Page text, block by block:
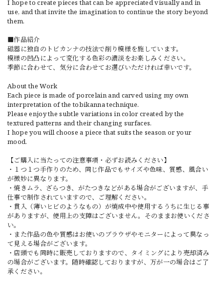
I hope to create pieces that can be appreciated visually and in
use, and that invite the imagination to continue the story beyond
them.
■作品紹介
磁器に独自のトビカンナの技法で削り模様を施しています。
模様の凹凸によって変化する色彩の濃淡をお楽しみください。
季節に合わせて、気分に合わせてお選びいただければ幸いです。
About the Work
Each piece is made of porcelain and carved using my own
interpretation of the tobikanna technique.
Please enjoy the subtle variations in color created by the
textured patterns and their changing surfaces.
I hope you will choose a piece that suits the season or your
mood.
【ご購入に当たっての注意事項・必ずお読みください】
・１つ１つ手作りのため、同じ作品でもサイズや色味、質感、風合い
が微妙に異なります。
・焼きムラ、ざらつき、がたつきなどがある場合がございますが、手
仕事で制作されていますので、ご理解ください。
・貫入（薄いヒビのようなもの）が焼成中や使用するうちに生じる事
がありますが、使用上の支障はございません。そのままお使いくださ
い。
・また作品の色や質感はお使いのブラウザやモニターによって異なっ
て見える場合がございます。
・店頭でも同時に販売しておりますので、タイミングにより売却済み
の場合がございます。随時確認しておりますが、万が一の場合はご了
承ください。